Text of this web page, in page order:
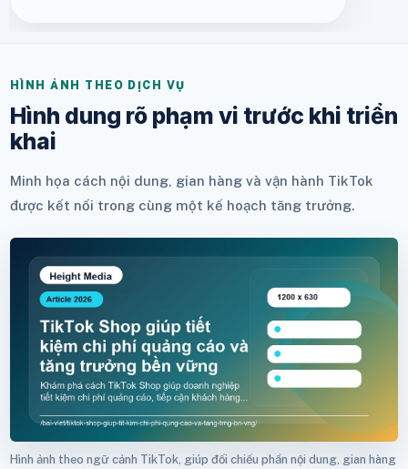
HÌNH ẢNH THEO DỊCH VỤ
Hình dung rõ phạm vi trước khi triển
khai
Minh họa cách nội dung, gian hàng và vận hành TikTok
được kết nối trong cùng một kế hoạch tăng trưởng.
Hình ảnh theo ngữ cảnh TikTok, giúp đối chiếu phần nội dung, gian hàng